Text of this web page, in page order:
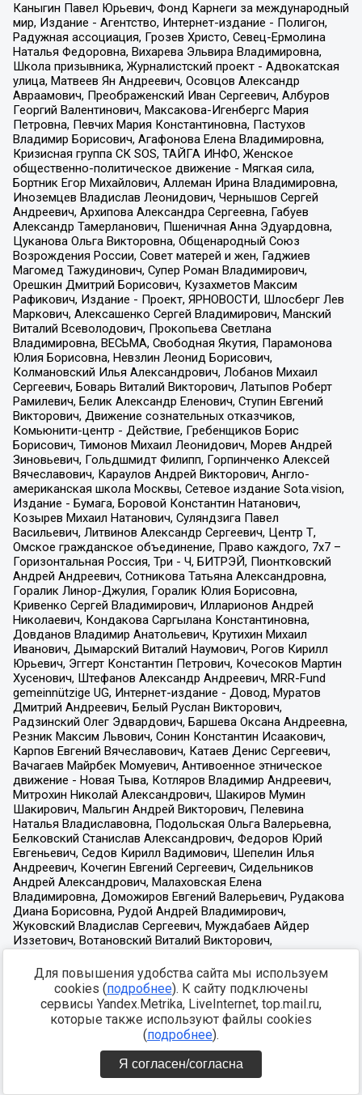
Для повышения удобства сайта мы используем
cookies (подробнее). К сайту подключены
сервисы Yandex.Metrika, LiveInternet, top.mail.ru,
которые также используют файлы cookies
(подробнее).
Я согласен/согласна